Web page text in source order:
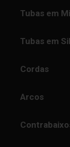
Tubas em
Tubas em
Cordas
Arcos